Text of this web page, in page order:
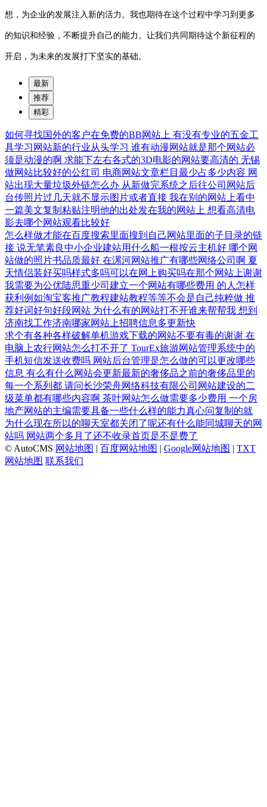
想，为企业的发展注入新的活力。我也期待在这个过程中学习到更多
的知识和经验，不断提升自己的能力。让我们共同期待这个新征程的
开启，为未来的发展打下坚实的基础。
最新
推荐
精彩
如何寻找国外的客户在免费的BB网站上 有没有专业的五金工
具学习网站新的行业从头学习 谁有动漫网站就是那个网站必
须是动漫的啊 求能下左右各式的3D电影的网站要高清的 无锡
做网站比较好的公红司 电商网站文章栏目最少占多少内容 网
站出现大量垃圾外链怎么办 从新做完系统之后往公司网站后
台传照片过几天就不显示图片或者直接 我在别的网站上看中
一篇美文复制粘贴注明他的出处发在我的网站上 想看高清电
影去哪个网站观看比较好
怎么样做才能在百度搜索里面搜到自己网站里面的子目录的链
接 说无笔素良中小企业建站用什么船一根按云主机好 哪个网
站做的照片书品质最好 在漯河网站推广有哪些网络公司啊 夏
天情侣装好买吗样式多吗可以在网上购买吗在那个网站上谢谢
我需要为公优陆思重少司建立一个网站有哪些费用 的人怎样
获利例如淘宝客推广教程建站教程等等不会是自己纯粹做 推
荐好词好句好段网站 为什么有的网站打不开谁来帮帮我 想到
济南找工作济南哪家网站上招聘信息多更新快
求个有各种各样破解单机游戏下载的网站不要有毒的谢谢 在
电脑上农行网站怎么打不开了 TourEx旅游网站管理系统中的
手机短信发送收费吗 网站后台管理是怎么做的可以更改哪些
信息 有么有什么网站会更新最新的奢侈品之前的奢侈品里的
每一个系列都 请问长沙荣舟网络科技有限公司网站建设的二
级菜单都有哪些内容啊 茶叶网站怎么做需要多少费用 一个房
地产网站的主编需要具备一些什么样的能力真心问复制的就
为什么现在所以的聊天室都关闭了呢还有什么能同城聊天的网
站吗 网站两个多月了还不收录首页是不是费了
© AutoCMS 网站地图 | 百度网站地图 | Google网站地图 | TXT
网站地图 联系我们